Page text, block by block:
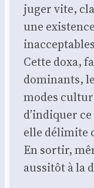
juger vite,
une
Cette doxa,
domi­nants,
modes
d’indiquer
elle déli­mite
En sor­tir,
aus­si­tôt à la